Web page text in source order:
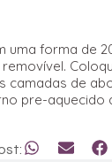
uma forma de
camadas de
pre-aquecido